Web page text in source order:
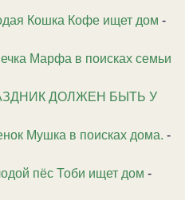
Кошка Кофе ищет дом -
Марфа в поисках семьи
ДОЛЖЕН БЫТЬ У
Мушка в поисках дома. -
пёс Тоби ищет дом -